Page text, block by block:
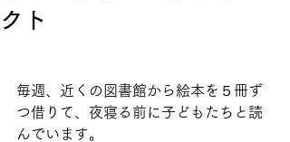
クト
毎週、近くの図書館から絵本を５冊ず
つ借りて、夜寝る前に子どもたちと読
んでいます。